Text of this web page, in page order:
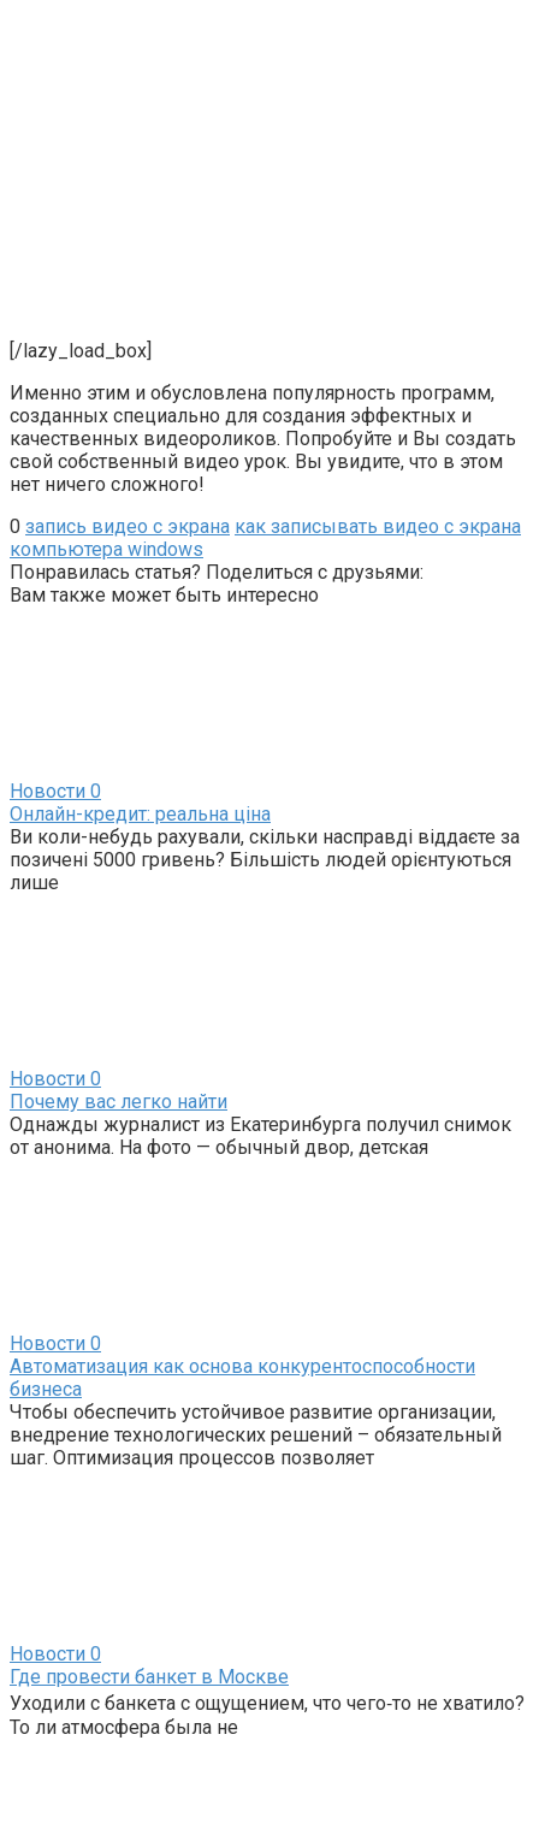
[/lazy_load_box]
Именно этим и обусловлена популярность программ,
созданных специально для создания эффектных и
качественных видеороликов. Попробуйте и Вы создать
свой собственный видео урок. Вы увидите, что в этом
нет ничего сложного!
0 запись видео с экрана как записывать видео с экрана
компьютера windows
Понравилась статья? Поделиться с друзьями:
Вам также может быть интересно
Новости 0
Онлайн-кредит: реальна ціна
Ви коли-небудь рахували, скільки насправді віддаєте за
позичені 5000 гривень? Більшість людей орієнтуються
лише
Новости 0
Почему вас легко найти
Однажды журналист из Екатеринбурга получил снимок
от анонима. На фото — обычный двор, детская
Новости 0
Автоматизация как основа конкурентоспособности
бизнеса
Чтобы обеспечить устойчивое развитие организации,
внедрение технологических решений – обязательный
шаг. Оптимизация процессов позволяет
Новости 0
Где провести банкет в Москве
Уходили с банкета с ощущением, что чего‑то не хватило?
То ли атмосфера была не